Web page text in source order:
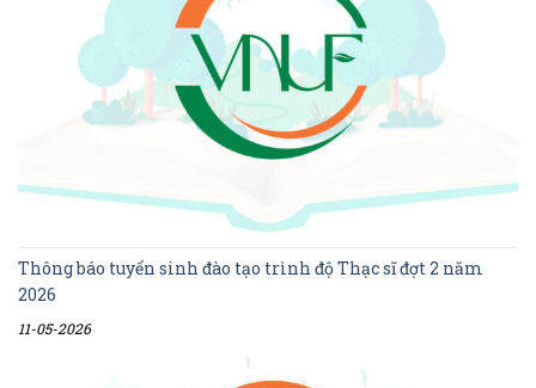
Thông báo tuyển sinh đào tạo trình độ Thạc sĩ đợt 2 năm
2026
11-05-2026